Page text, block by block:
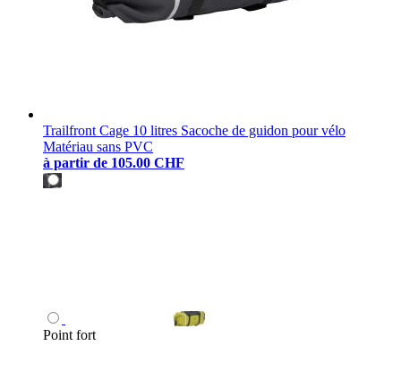
Trailfront Cage 10 litres Sacoche de guidon pour vélo
Matériau sans PVC
à partir de 105.00 CHF
Point fort